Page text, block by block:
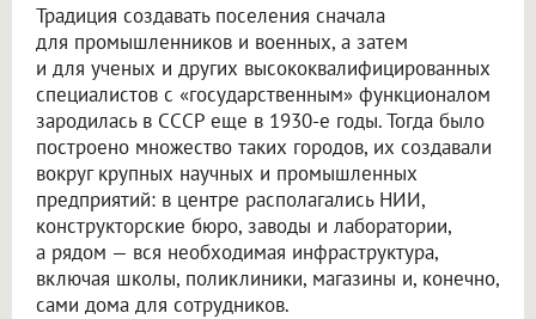
Традиция создавать поселения сначала
для промышленников и военных, а затем
и для ученых и других высококвалифицированных
специалистов с «государственным» функционалом
зародилась в СССР еще в 1930-е годы. Тогда было
построено множество таких городов, их создавали
вокруг крупных научных и промышленных
предприятий: в центре располагались НИИ,
конструкторские бюро, заводы и лаборатории,
а рядом — вся необходимая инфраструктура,
включая школы, поликлиники, магазины и, конечно,
сами дома для сотрудников.